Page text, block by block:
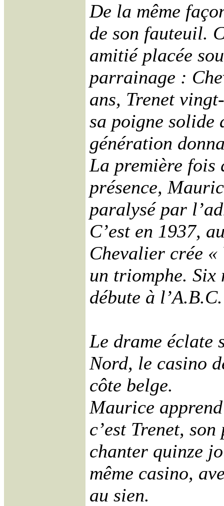
De la même
de son fauteuil.
amitié placée
parrainage :
ans, Trenet
sa poigne solide
génération
La première fois
présence,
paralysé par
C’est en 1937,
Chevalier crée «
un triomphe. Six
débute à l’A.B.C.
Le drame éclate
Nord, le casino
côte belge.
Maurice
c’est Trenet,
chanter quinze
même casino,
au sien.